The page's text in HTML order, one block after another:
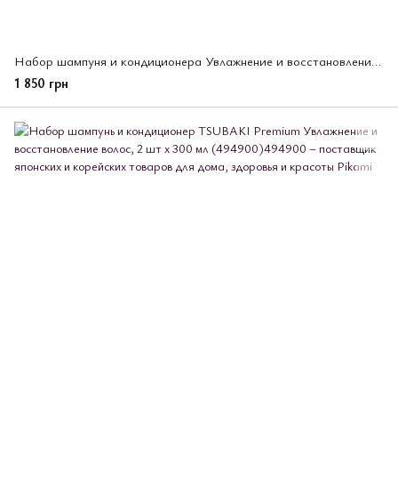
Набор шампуня и кондиционера Увлажнение и восстановление TSUBAKI Premium 2 шт *450 мл (495532)
1 850 грн